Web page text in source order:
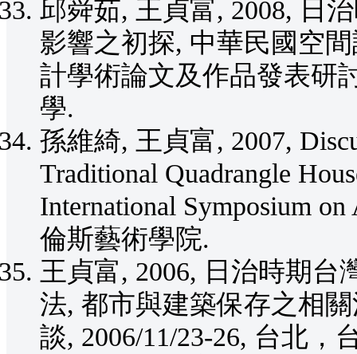
邱舜茹, 王貞富, 2008, 日
影響之初探, 中華民國空
計學術論文及作品發表研
學.
孫維綺, 王貞富, 2007,
Traditional Quadrangle
International Symposium
倫斯藝術學院.
王貞富, 2006, 日治時期
法, 都市與建築保存之相
談, 2006/11/23-26, 台北